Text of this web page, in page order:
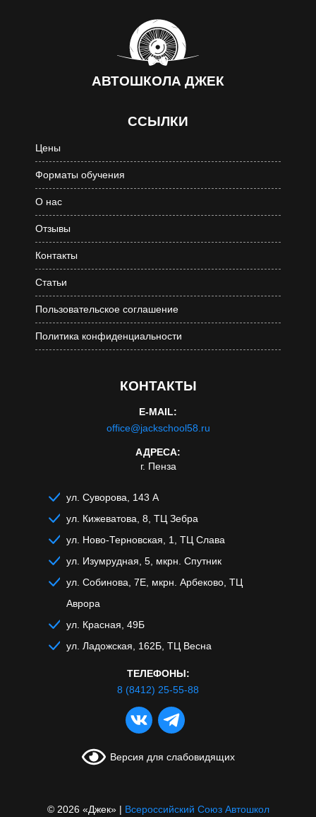
АВТОШКОЛА ДЖЕК
ССЫЛКИ
Цены
Форматы обучения
О нас
Отзывы
Контакты
Статьи
Пользовательское соглашение
Политика конфиденциальности
КОНТАКТЫ
E-MAIL:
office@jackschool58.ru
АДРЕСА:
г. Пенза
ул. Суворова, 143 А
ул. Кижеватова, 8, ТЦ Зебра
ул. Ново-Терновская, 1, ТЦ Слава
ул. Изумрудная, 5, мкрн. Спутник
ул. Собинова, 7Е, мкрн. Арбеково, ТЦ
Аврора
ул. Красная, 49Б
ул. Ладожская, 162Б, ТЦ Весна
ТЕЛЕФОНЫ:
8 (8412) 25-55-88
Версия для слабовидящих
© 2026 «Джек» | Всероссийский Союз Автошкол